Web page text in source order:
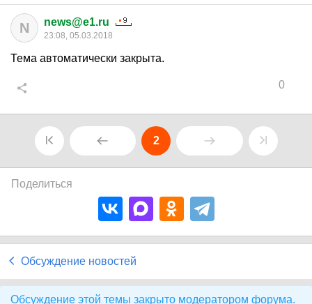
N news@e1.ru
23:08, 05.03.2018
Тема автоматически закрыта.
0
2
Поделиться
Обсуждение новостей
Обсуждение этой темы закрыто модератором форума.